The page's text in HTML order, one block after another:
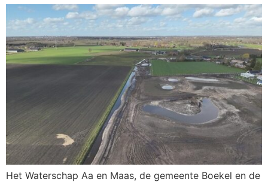
Het Waterschap Aa en Maas, de gemeente Boekel en de